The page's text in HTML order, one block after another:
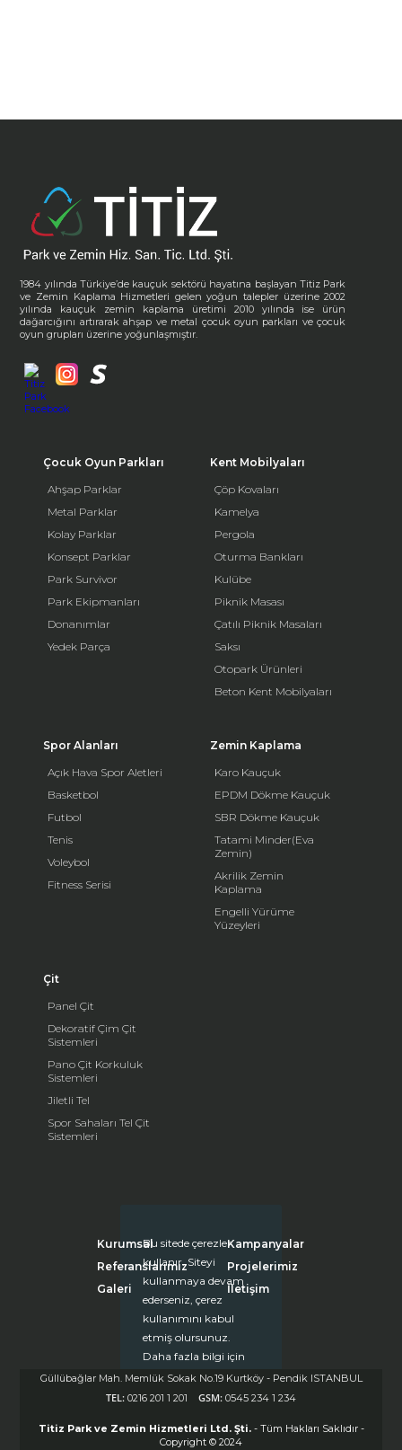
Bu sitede çerezler
kullanır. Siteyi
kullanmaya devam
ederseniz, çerez
kullanımını kabul
etmiş olursunuz.
Daha fazla bilgi için
tıklayınız.
Kapat (X)
1984 yılında Türkiye’de kauçuk sektörü hayatına başlayan Titiz Park
ve Zemin Kaplama Hizmetleri gelen yoğun talepler üzerine 2002
yılında kauçuk zemin kaplama üretimi 2010 yılında ise ürün
dağarcığını artırarak ahşap ve metal çocuk oyun parkları ve çocuk
oyun grupları üzerine yoğunlaşmıştır.
Çocuk Oyun Parkları
Ahşap Parklar
Metal Parklar
Kolay Parklar
Konsept Parklar
Park Survivor
Park Ekipmanları
Donanımlar
Yedek Parça
Kent Mobilyaları
Çöp Kovaları
Kamelya
Pergola
Oturma Bankları
Kulübe
Piknik Masası
Çatılı Piknik Masaları
Saksı
Otopark Ürünleri
Beton Kent Mobilyaları
Spor Alanları
Açık Hava Spor Aletleri
Basketbol
Futbol
Tenis
Voleybol
Fitness Serisi
Zemin Kaplama
Karo Kauçuk
EPDM Dökme Kauçuk
SBR Dökme Kauçuk
Tatami Minder(Eva
Zemin)
Akrilik Zemin
Kaplama
Engelli Yürüme
Yüzeyleri
Çit
Panel Çit
Dekoratif Çim Çit
Sistemleri
Pano Çit Korkuluk
Sistemleri
Jiletli Tel
Spor Sahaları Tel Çit
Sistemleri
Kurumsal
Kampanyalar
Referanslarımız
Projelerimiz
Galeri
İletişim
Güllübağlar Mah. Memlük Sokak No.19 Kurtköy - Pendik ISTANBUL
TEL: 0216 201 1 201 GSM: 0545 234 1 234
Titiz Park ve Zemin Hizmetleri Ltd. Şti. - Tüm Hakları Saklıdır -
Copyright © 2024